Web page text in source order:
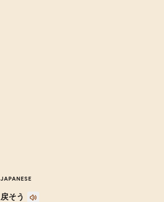
JAPANESE
戻そう